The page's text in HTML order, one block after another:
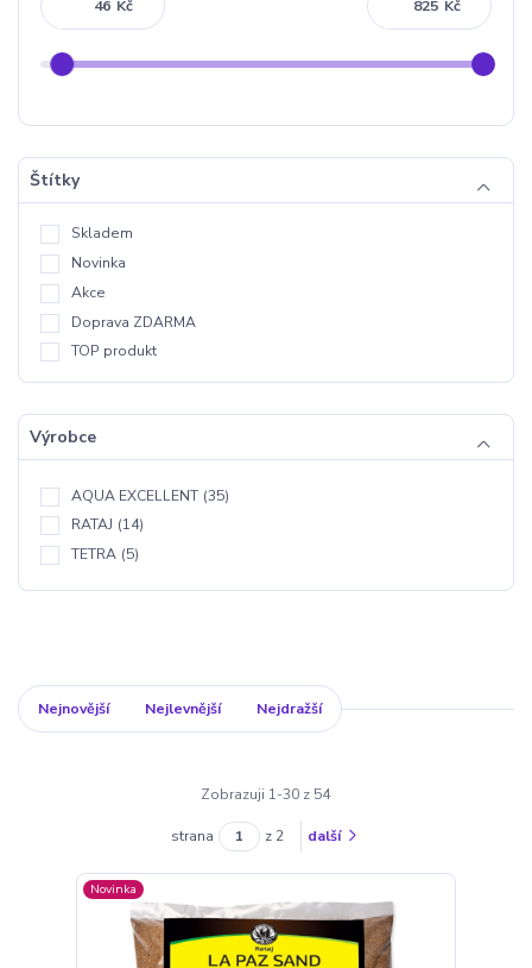
Kč Kč
Štítky
Skladem
Novinka
Akce
Doprava ZDARMA
TOP produkt
Výrobce
AQUA EXCELLENT (35)
RATAJ (14)
TETRA (5)
Nejnovější Nejlevnější Nejdražší
Zobrazuji 1-30 z 54
strana z 2 další
Novinka